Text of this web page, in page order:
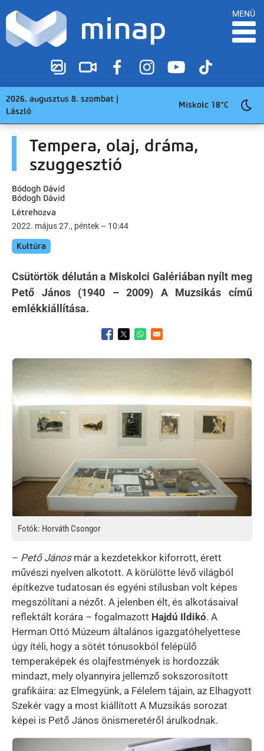
MENÜ
2026. augusztus 8. szombat |
László
Miskolc 18°C
Tempera, olaj, dráma,
szuggesztió
Bódogh Dávid
Bódogh Dávid
Létrehozva
2022. május 27., péntek – 10:44
Kultúra
Csütörtök délután a Miskolci Galériában nyílt meg
Pető János (1940 – 2009) A Muzsikás című
emlékkiállítása.
Opens in a new window
Opens in a new window
Opens in a new window
Kép
Fotók: Horváth Csongor
– Pető Jánosmár a kezdetekkor kiforrott, érett
művészi nyelven alkotott. A körülötte lévő világból
építkezve tudatosan és egyéni stílusban volt képes
megszólítani a nézőt. A jelenben élt, és alkotásaival
reflektált korára – fogalmazott Hajdú Ildikó. A
Herman Ottó Múzeum általános igazgatóhelyettese
úgy ítéli, hogy a sötét tónusokból felépülő
temperaképek és olajfestmények is hordozzák
mindazt, mely olyannyira jellemző sokszorosított
grafikáira: az Elmegyünk, a Félelem tájain, az Elhagyott
Szekér vagy a most kiállított A Muzsikás sorozat
képei is Pető János önismeretéről árulkodnak.
Kép